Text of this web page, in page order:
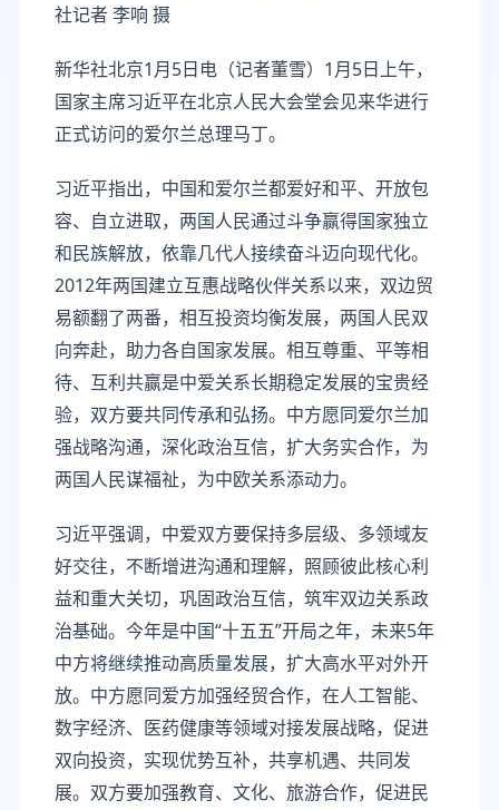
社记者 李响 摄
新华社北京1月5日电（记者董雪）1月5日上午，
国家主席习近平在北京人民大会堂会见来华进行
正式访问的爱尔兰总理马丁。
习近平指出，中国和爱尔兰都爱好和平、开放包
容、自立进取，两国人民通过斗争赢得国家独立
和民族解放，依靠几代人接续奋斗迈向现代化。
2012年两国建立互惠战略伙伴关系以来，双边贸
易额翻了两番，相互投资均衡发展，两国人民双
向奔赴，助力各自国家发展。相互尊重、平等相
待、互利共赢是中爱关系长期稳定发展的宝贵经
验，双方要共同传承和弘扬。中方愿同爱尔兰加
强战略沟通，深化政治互信，扩大务实合作，为
两国人民谋福祉，为中欧关系添动力。
习近平强调，中爱双方要保持多层级、多领域友
好交往，不断增进沟通和理解，照顾彼此核心利
益和重大关切，巩固政治互信，筑牢双边关系政
治基础。今年是中国“十五五”开局之年，未来5年
中方将继续推动高质量发展，扩大高水平对外开
放。中方愿同爱方加强经贸合作，在人工智能、
数字经济、医药健康等领域对接发展战略，促进
双向投资，实现优势互补，共享机遇、共同发
展。双方要加强教育、文化、旅游合作，促进民